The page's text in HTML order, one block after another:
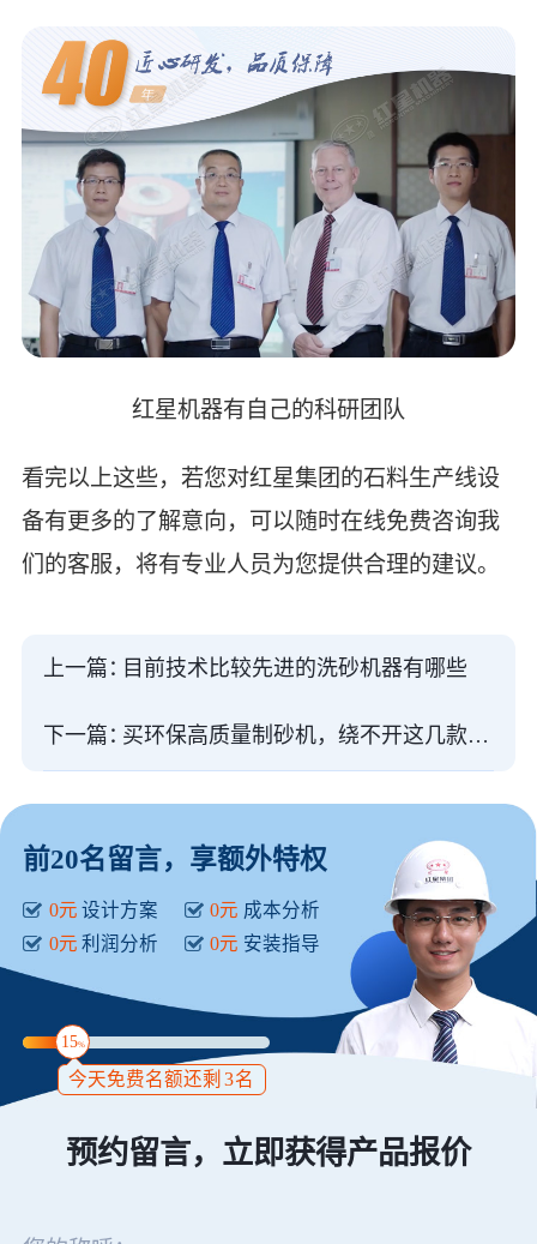
红星机器有自己的科研团队
看完以上这些，若您对红星集团的石料生产线设
备有更多的了解意向，可以随时在线免费咨询我
们的客服，将有专业人员为您提供合理的建议。
上一篇：目前技术比较先进的洗砂机器有哪些
下一篇： 买环保高质量制砂机，绕不开这几款，耐用、经济、性能好
前20名留言，享额外特权
0元 设计方案 0元 成本分析
0元 利润分析 0元 安装指导
15%
今天免费名额还剩 3名
预约留言，立即获得产品报价